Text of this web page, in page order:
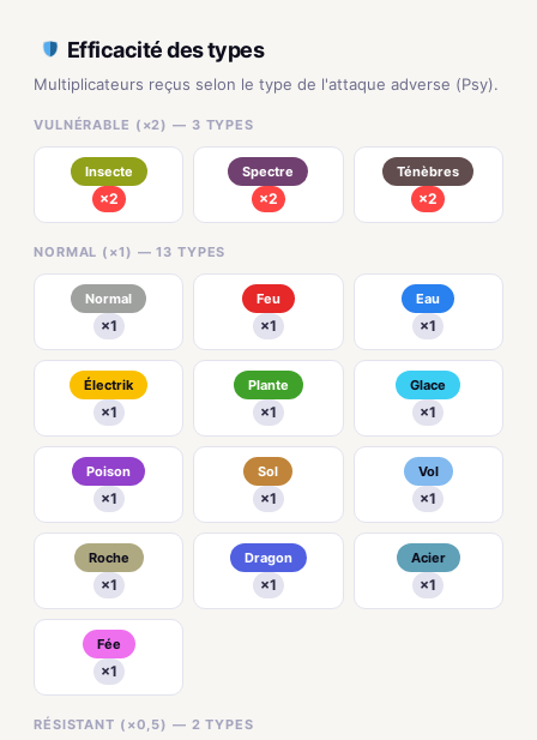
Efficacité des types
Multiplicateurs reçus selon le type de l'attaque adverse (Psy).
VULNÉRABLE (×2) — 3 TYPES
Insecte
×2
Spectre
×2
Ténèbres
×2
NORMAL (×1) — 13 TYPES
Normal
×1
Feu
×1
Eau
×1
Électrik
×1
Plante
×1
Glace
×1
Poison
×1
Sol
×1
Vol
×1
Roche
×1
Dragon
×1
Acier
×1
Fée
×1
RÉSISTANT (×0,5) — 2 TYPES